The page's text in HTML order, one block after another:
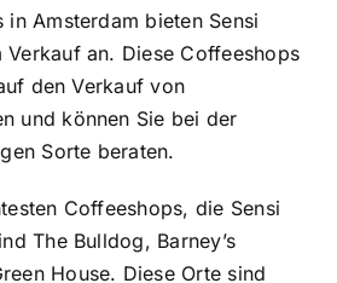
Amsterdam bieten Sensi
Verkauf an. Diese Coffeeshops
den Verkauf von
und können Sie bei der
Sorte beraten.
Coffeeshops, die Sensi
The Bulldog, Barney’s
House. Diese Orte sind